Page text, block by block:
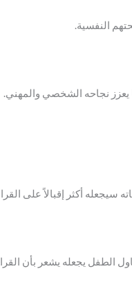
النفسية.
يعزز نجاحه الشخصي والمهني.
سيجعله أكثر إقبالاً على
الطفل يجعله يشعر بأن